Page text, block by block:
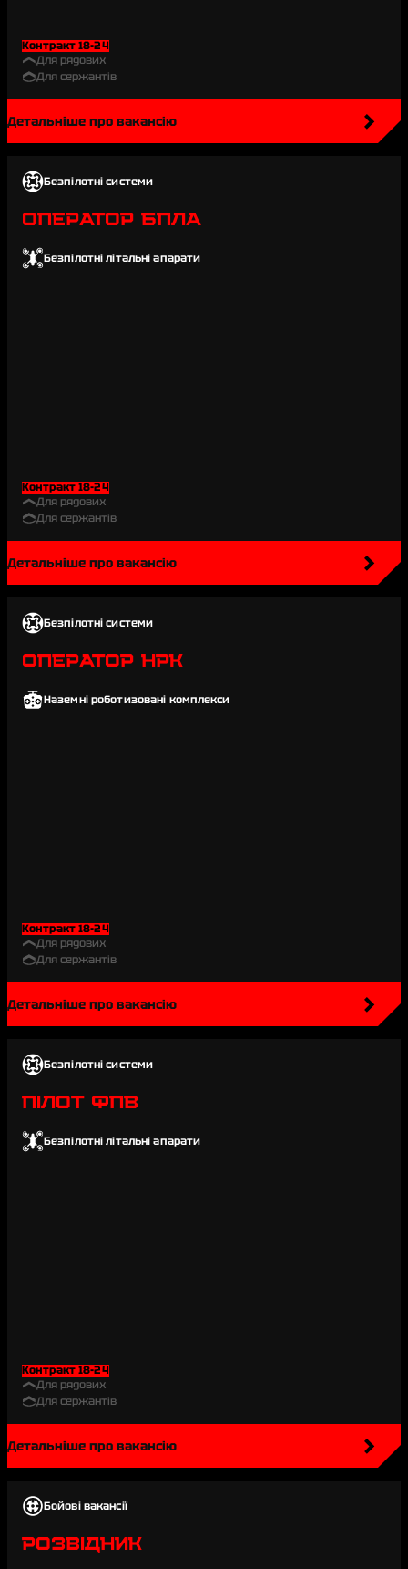
Контракт 18-24
Для рядових
Для сержантів
Детальніше про вакансію
Безпілотні системи
ОПЕРАТОР БПЛА
Безпілотні літальні апарати
Контракт 18-24
Для рядових
Для сержантів
Детальніше про вакансію
Безпілотні системи
ОПЕРАТОР НРК
Наземні роботизовані комплекси
Контракт 18-24
Для рядових
Для сержантів
Детальніше про вакансію
Безпілотні системи
ПІЛОТ ФПВ
Безпілотні літальні апарати
Контракт 18-24
Для рядових
Для сержантів
Детальніше про вакансію
Бойові вакансії
РОЗВІДНИК